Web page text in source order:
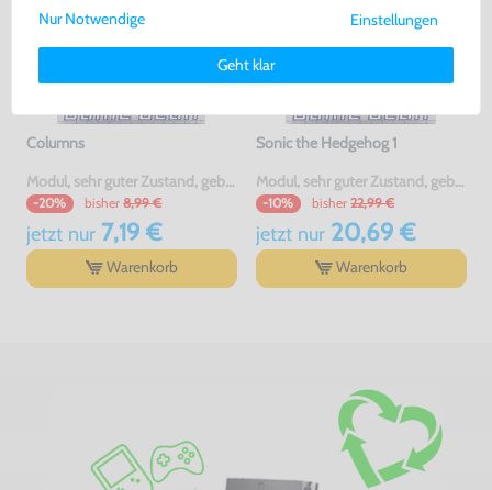
Columns
Modul, sehr guter Zustand, gebraucht
-20% bisher 8,99 €
jetzt nur7,19 €
Warenkorb
Sonic the Hedgehog 1
Modul, sehr guter Zustand, gebraucht
-10% bisher 22,99 €
jetzt nur20,69 €
Warenkorb
Weitere Informationen zu den von uns verwendeten Cookies und
Deinen Rechten als Nutzer findest Du in unsererDaten­schutz­
Impressum.
Einstellungen
Geht klar
Nur Notwendige